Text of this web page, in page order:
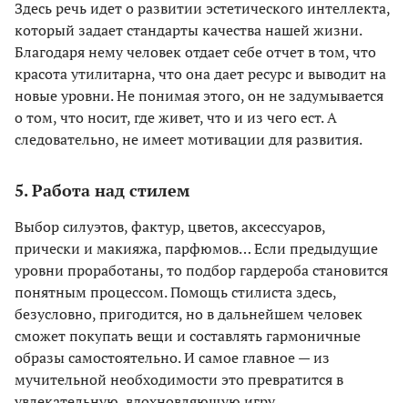
Здесь речь идет о развитии эстетического интеллекта,
который задает стандарты качества нашей жизни.
Благодаря нему человек отдает себе отчет в том, что
красота утилитарна, что она дает ресурс и выводит на
новые уровни. Не понимая этого, он не задумывается
о том, что носит, где живет, что и из чего ест. А
следовательно, не имеет мотивации для развития.
5. Работа над стилем
Выбор силуэтов, фактур, цветов, аксессуаров,
прически и макияжа, парфюмов… Если предыдущие
уровни проработаны, то подбор гардероба становится
понятным процессом. Помощь стилиста здесь,
безусловно, пригодится, но в дальнейшем человек
сможет покупать вещи и составлять гармоничные
образы самостоятельно. И самое главное — из
мучительной необходимости это превратится в